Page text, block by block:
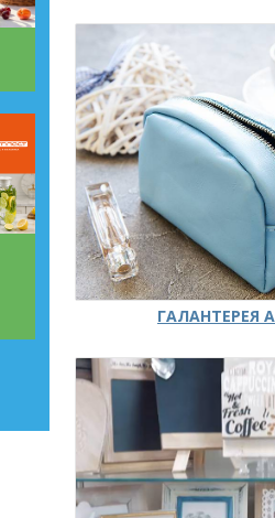
ГАЛАНТЕРЕЯ